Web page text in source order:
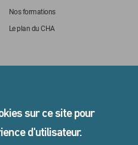
Nos formations
Le plan du CHA
sur ce site pour
d'utilisateur.